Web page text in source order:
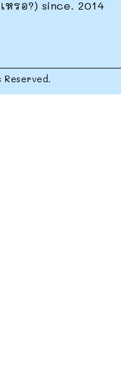
หรอ?) since. 2014